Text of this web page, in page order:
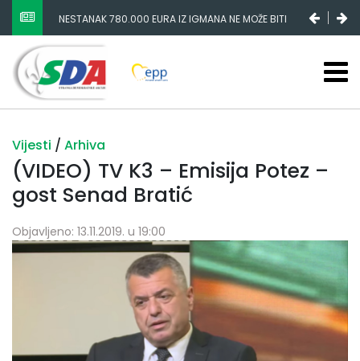
NESTANAK 780.000 EURA IZ IGMANA NE MOŽE BITI
SLUČAJNI PREVID, ODGOVORNOST MORAJU SNOSITI
VLADA FBIH I NJENI KADROVI
Vijesti / Arhiva
(VIDEO) TV K3 – Emisija Potez –
gost Senad Bratić
Objavljeno: 13.11.2019. u 19:00